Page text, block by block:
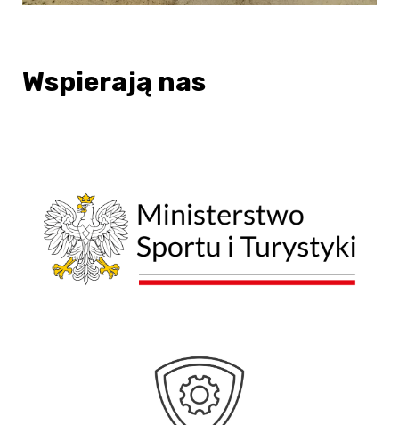
Wspierają nas